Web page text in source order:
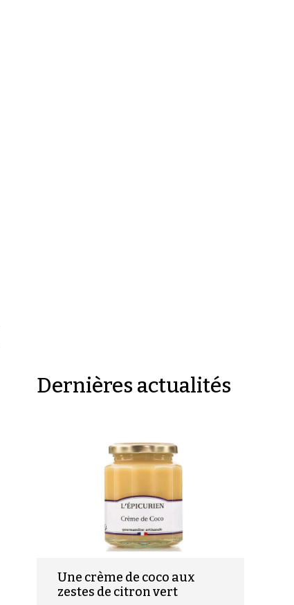
Dernières actualités
Une crème de coco aux
zestes de citron vert